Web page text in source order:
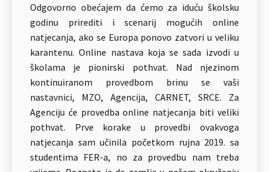
Odgovorno obećajem da ćemo za iduću školsku
godinu prirediti i scenarij mogućih online
natjecanja, ako se Europa ponovo zatvori u veliku
karantenu. Online nastava koja se sada izvodi u
školama je pionirski pothvat. Nad njezinom
kontinuiranom provedbom brinu se vaši
nastavnici, MZO, Agencija, CARNET, SRCE. Za
Agenciju će provedba online natjecanja biti veliki
pothvat. Prve korake u provedbi ovakvoga
natjecanja sam učinila početkom rujna 2019. sa
studentima FER-a, no za provedbu nam treba